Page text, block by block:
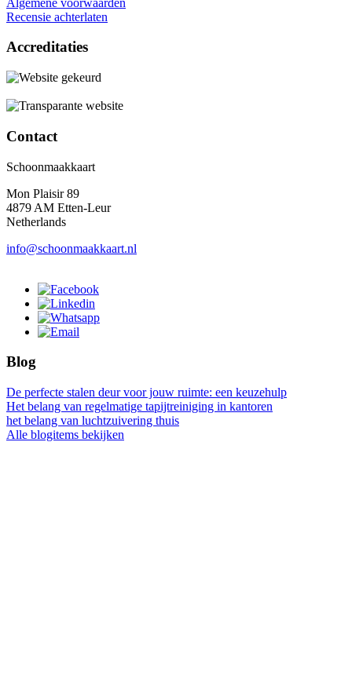
Recensie achterlaten
Accreditaties
Contact
Schoonmaakkaart
Mon Plaisir 89
4879 AM Etten-Leur
Netherlands
info@schoonmaakkaart.nl
Blog
De perfecte stalen deur voor jouw ruimte: een keuzehulp
Het belang van regelmatige tapijtreiniging in kantoren
het belang van luchtzuivering thuis
Alle blogitems bekijken